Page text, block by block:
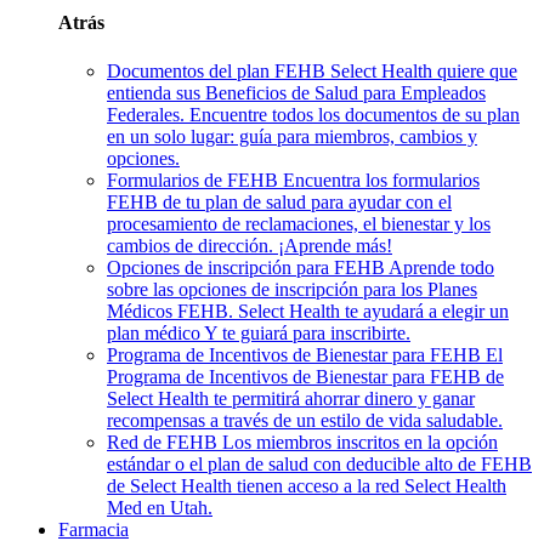
Atrás
Documentos del plan FEHB Select Health quiere que
entienda sus Beneficios de Salud para Empleados
Federales. Encuentre todos los documentos de su plan
en un solo lugar: guía para miembros, cambios y
opciones.
Formularios de FEHB Encuentra los formularios
FEHB de tu plan de salud para ayudar con el
procesamiento de reclamaciones, el bienestar y los
cambios de dirección. ¡Aprende más!
Opciones de inscripción para FEHB Aprende todo
sobre las opciones de inscripción para los Planes
Médicos FEHB. Select Health te ayudará a elegir un
plan médico Y te guiará para inscribirte.
Programa de Incentivos de Bienestar para FEHB El
Programa de Incentivos de Bienestar para FEHB de
Select Health te permitirá ahorrar dinero y ganar
recompensas a través de un estilo de vida saludable.
Red de FEHB Los miembros inscritos en la opción
estándar o el plan de salud con deducible alto de FEHB
de Select Health tienen acceso a la red Select Health
Med en Utah.
Farmacia